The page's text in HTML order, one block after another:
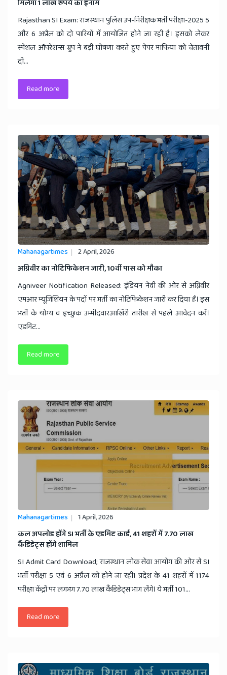
मिलेगा 1 लाख रुपये का इनाम
Rajasthan SI Exam: राजस्थान पुलिस उप-निरीक्षक भर्ती परीक्षा-2025 5
और 6 अप्रैल को दो पारियों में आयोजित होने जा रही है। इसको लेकर
स्पेशल ऑपरेशन्स ग्रुप ने बड़ी घोषणा करते हुए पेपर माफिया को चेतावनी
दी...
Read more
Mahanagartimes 2 April, 2026
​अग्निवीर का नोटिफिकेशन जारी, 10वीं पास को मौका
Agniveer Notification Released: इंडियन नेवी की ओर से अग्निवीर
एमआर म्यूजिशियन के पदों पर भर्ती का नोटिफिकेशन जारी कर दिया है। इस
भर्ती के योग्य व इच्छुक उम्मीदवारआखिरी तारीख से पहले आवेदन करें।
एडमिट...
Read more
Mahanagartimes 1 April, 2026
​कल अपलोड होंगे SI भर्ती के एडमिट कार्ड, 41 शहरों में 7.70 लाख
कैंडिडेट्स होंगे शामिल
SI Admit Card Download; राजस्थान लोक सेवा आयोग की ओर से SI
भर्ती परीक्षा 5 एवं 6 अप्रैल को होने जा रही। प्रदेश के 41 शहरों में 1174
परीक्षा केंद्रों पर लगभग 7.70 लाख कैंडिडेट्स भाग लेंगे। ये भर्ती 101...
Read more